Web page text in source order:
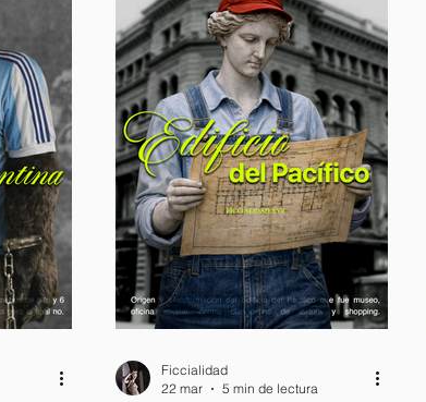
MÚSICA ARGENTINA
Ficcialidad
22 mar
5 min de lectura